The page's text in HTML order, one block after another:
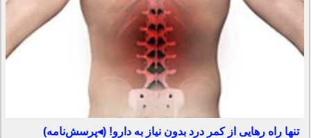
تنها راه رهایی از کمر درد بدون نیاز به دارو! (◂پرسش‌نامه)